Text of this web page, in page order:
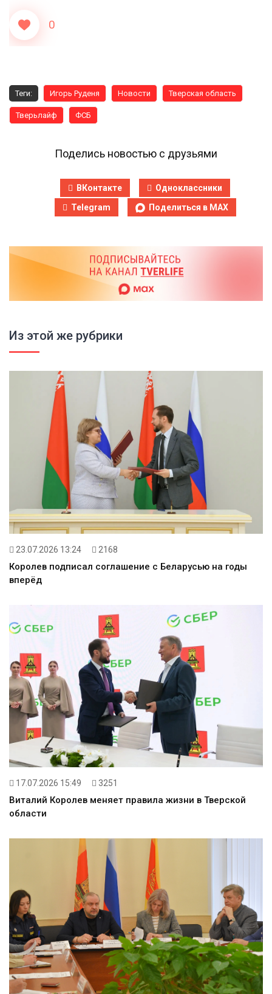
0
Теги: Игорь Руденя Новости Тверская область
Тверьлайф ФСБ
Поделись новостью с друзьями
ВКонтакте
Одноклассники
Telegram
Поделиться в MAX
Из этой же рубрики
23.07.2026 13:24 2168
Королев подписал соглашение с Беларусью на годы
вперёд
17.07.2026 15:49 3251
Виталий Королев меняет правила жизни в Тверской
области